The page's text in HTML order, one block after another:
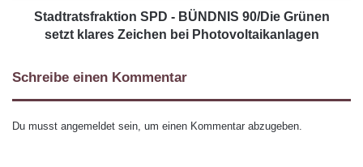
Stadtratsfraktion SPD - BÜNDNIS 90/Die Grünen
setzt klares Zeichen bei Photovoltaikanlagen
Schreibe einen Kommentar
Du musst angemeldet sein, um einen Kommentar abzugeben.